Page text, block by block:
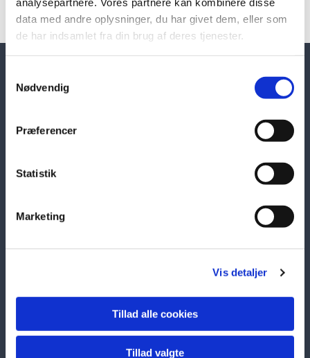
data med andre oplysninger, du har givet dem, eller som
de har indsamlet fra din brug af deres tjenester.
Nødvendig
Præferencer
Statistik
Marketing
Vis detaljer
Tillad alle cookies
Tillad valgte
oikc@youmail.dk